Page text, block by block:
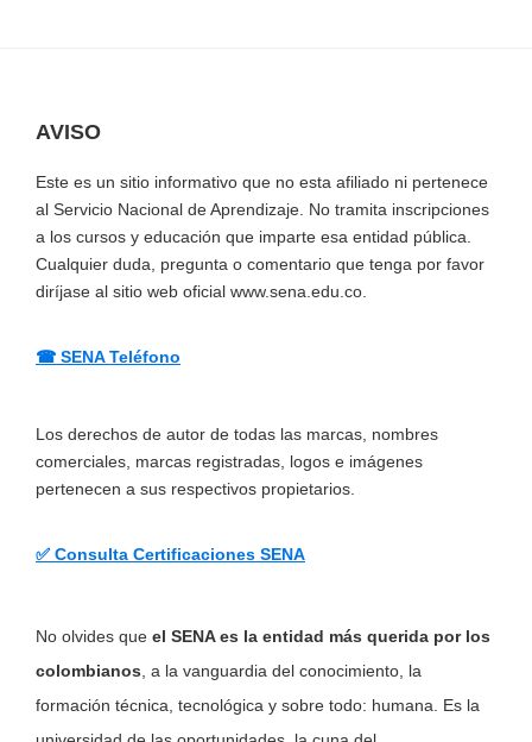
Footer
AVISO
Este es un sitio informativo que no esta afiliado ni pertenece
al Servicio Nacional de Aprendizaje. No tramita inscripciones
a los cursos y educación que imparte esa entidad pública.
Cualquier duda, pregunta o comentario que tenga por favor
diríjase al sitio web oficial www.sena.edu.co.
☎ SENA Teléfono
Los derechos de autor de todas las marcas, nombres
comerciales, marcas registradas, logos e imágenes
pertenecen a sus respectivos propietarios.
✅ Consulta Certificaciones SENA
No olvides que el SENA es la entidad más querida por los
colombianos , a la vanguardia del conocimiento, la
formación técnica, tecnológica y sobre todo: humana. Es la